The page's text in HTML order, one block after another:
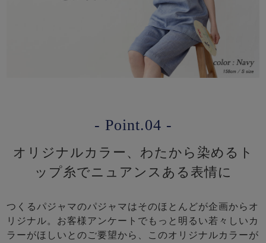
- Point.04 -
オリジナルカラー、わたから染めるト
ップ糸でニュアンスある表情に
つくるパジャマのパジャマはそのほとんどが企画からオ
リジナル。お客様アンケートでもっと明るい若々しいカ
ラーがほしいとのご要望から、このオリジナルカラーが